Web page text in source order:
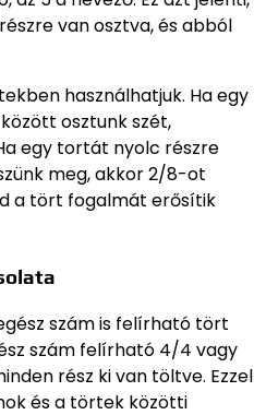
van osztva, és abból
használhatjuk. Ha egy
osztunk szét,
egy tortát nyolc részre
meg, akkor 2/8-ot
a tört fogalmát erősítik
szám is felírható tört
szám felírható 4/4 vagy
rész ki van töltve. Ezzel
és a törtek közötti